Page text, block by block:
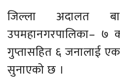
जिल्ला अदालत
उपमहानगरपालिका– ७
गुप्तासहित ६ जनालाई
सुनाएको छ ।